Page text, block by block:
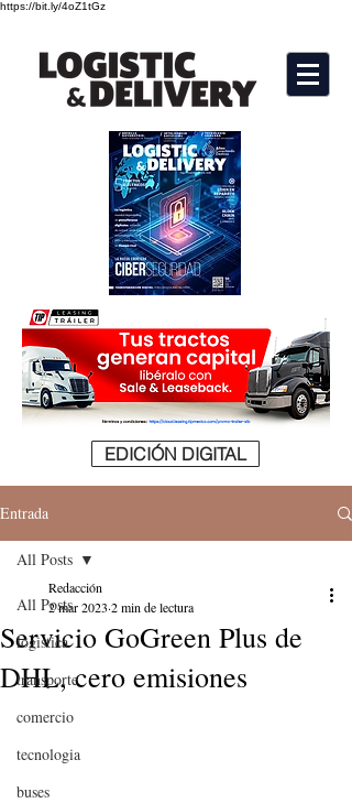
https://bit.ly/4oZ1tGz
EDICIÓN DIGITAL
Entrada
All Posts
logistica
transporte
comercio
tecnologia
buses
All Posts
Servicio GoGreen Plus de
DHL, cero emisiones
Redacción
2 mar 2023 2 min de lectura